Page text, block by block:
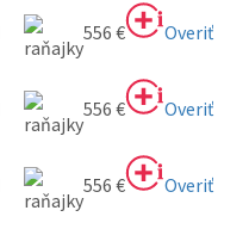
556 € Overiť
556 € Overiť
556 € Overiť